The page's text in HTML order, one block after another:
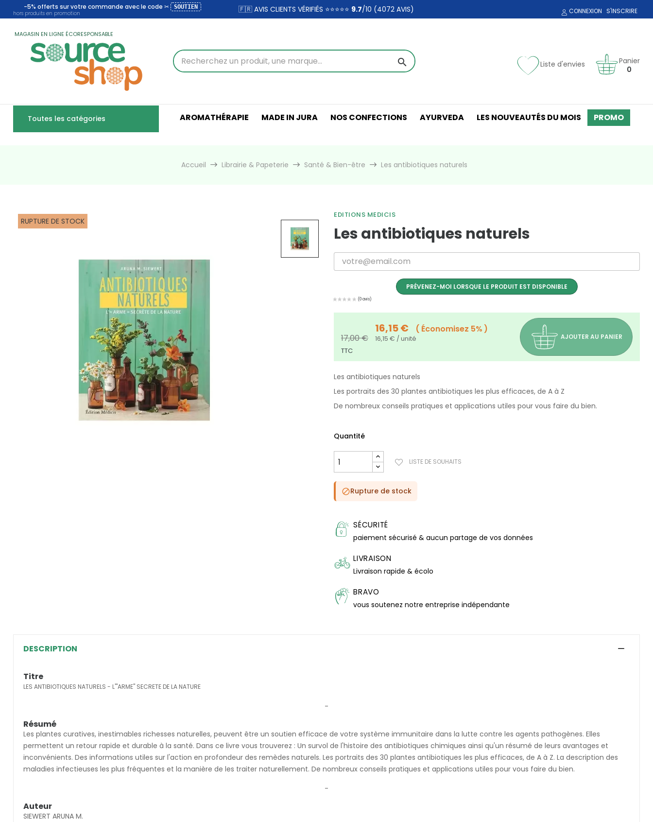
-5% offerts sur votre commande avec le code ✂ SOUTIEN
hors produits en promotion 🇫🇷 AVIS CLIENTS VÉRIFIÉS ⭐⭐⭐⭐⭐ 9.7/10 (4072 AVIS) CONNEXION S'INSCRIRE
MAGASIN EN LIGNE ÉCORESPONSABLE
search Liste d'envies
Panier
0
Toutes les catégories AROMATHÉRAPIE MADE IN JURA NOS CONFECTIONS AYURVEDA LES NOUVEAUTÉS DU MOIS PROMO
Accueil Librairie & Papeterie Santé & Bien-être Les antibiotiques naturels
RUPTURE DE STOCK
EDITIONS MEDICIS
Les antibiotiques naturels
PRÉVENEZ-MOI LORSQUE LE PRODUIT EST DISPONIBLE
17,00 €
16,15 € Économisez 5%
16,15 € / unité
TTC
AJOUTER AU PANIER
Les antibiotiques naturels
Les portraits des 30 plantes antibiotiques les plus efficaces, de A à Z
De nombreux conseils pratiques et applications utiles pour vous faire du bien.
Quantité
LISTE DE SOUHAITS
Rupture de stock
SÉCURITÉ
paiement sécurisé & aucun partage de vos données
LIVRAISON
Livraison rapide & écolo
BRAVO
vous soutenez notre entreprise indépendante
DESCRIPTION
Titre
LES ANTIBIOTIQUES NATURELS - L'"ARME" SECRETE DE LA NATURE
-
Résumé
Les plantes curatives, inestimables richesses naturelles, peuvent être un soutien efficace de votre système immunitaire dans la lutte contre les agents pathogènes. Elles
permettent un retour rapide et durable à la santé. Dans ce livre vous trouverez : Un survol de l'histoire des antibiotiques chimiques ainsi qu'un résumé de leurs avantages et
inconvénients. Des informations utiles sur l'action en profondeur des remèdes naturels. Les portraits des 30 plantes antibiotiques les plus efficaces, de A à Z. La description des
maladies infectieuses les plus fréquentes et la manière de les traiter naturellement. De nombreux conseils pratiques et applications utiles pour vous faire du bien.
-
Auteur
SIEWERT ARUNA M.